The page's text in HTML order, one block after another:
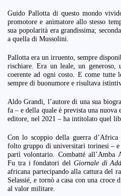
Guido Pallotta di questo mondo
promotore e animatore allo stesso
sua popolarità era grandissima;
a quella di Mussolini.
Pallotta era un irruento, sempre
rischiare. Era un leale, un generoso,
coerente ad ogni costo. E come tutte
sempre di buonumore e risultava
Aldo Grandi, l’autore di una sua
fa – e della quale è prevista una
editore, nel 2021 – ha intitolato quel
Con lo scoppio della guerra
folto gruppo di universitari torinesi –
partì volontario. Combatté all’Amba
Fu tra i fondatori del Giornale di
africana partecipando alla cattura del
Selassié, e tornò a casa con una croce
al valor militare.